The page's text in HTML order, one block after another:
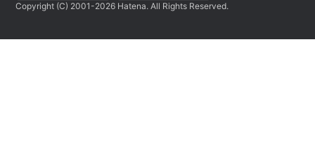
Copyright (C) 2001-2026 Hatena. All Rights Reserved.